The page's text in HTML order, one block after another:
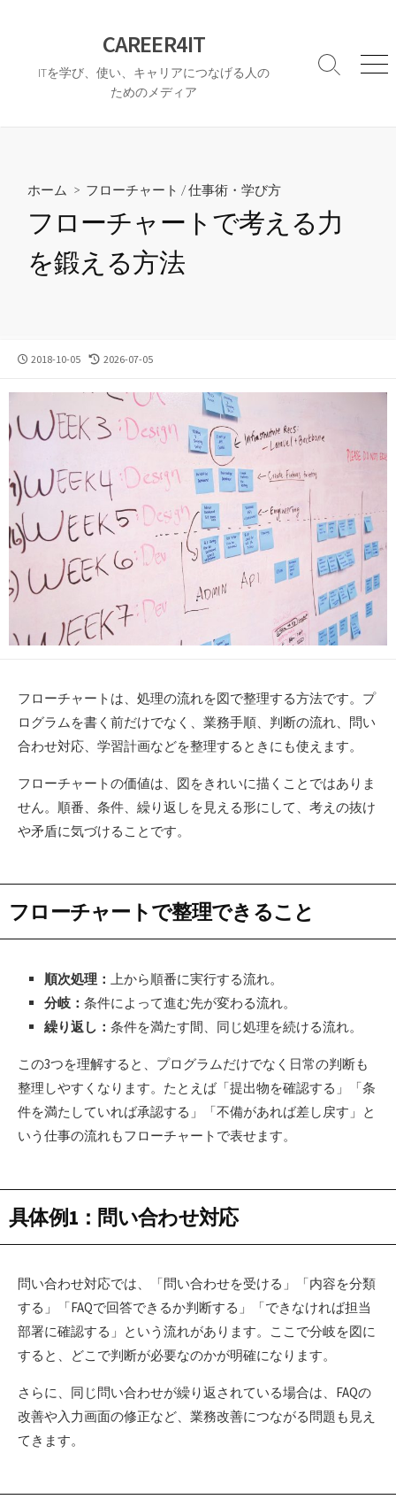
CAREER4IT
ITを学び、使い、キャリアにつなげる人の
ためのメディア
検
メ
ホーム > フローチャート /仕事術・学び方
フローチャートで考える力
を鍛える方法
公
日
2018-10-05
最
更
日
2026-07-05
フローチャートは、処理の流れを図で整理する方法です。プ
ログラムを書く前だけでなく、業務手順、判断の流れ、問い
合わせ対応、学習計画などを整理するときにも使えます。
フローチャートの価値は、図をきれいに描くことではありま
せん。順番、条件、繰り返しを見える形にして、考えの抜け
や矛盾に気づけることです。
フローチャートで整理できること
順次処理：
上から順番に実行する流れ。
分岐： 条件によって進む先が変わる流れ。
繰り返し： 条件を満たす間、同じ処理を続ける流れ。
この3つを理解すると、プログラムだけでなく日常の判断も
整理しやすくなります。たとえば「提出物を確認する」「条
件を満たしていれば承認する」「不備があれば差し戻す」と
いう仕事の流れもフローチャートで表せます。
具体例1：問い合わせ対応
問い合わせ対応では、「問い合わせを受ける」「内容を分類
する」「FAQで回答できるか判断する」「できなければ担当
部署に確認する」という流れがあります。ここで分岐を図に
すると、どこで判断が必要なのかが明確になります。
さらに、同じ問い合わせが繰り返されている場合は、FAQの
改善や入力画面の修正など、業務改善につながる問題も見え
てきます。